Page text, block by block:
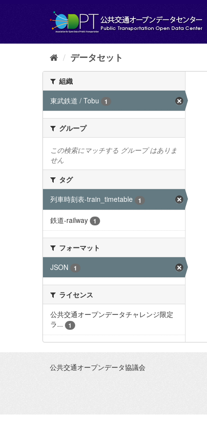
し
データセット
組織
東武鉄道 / Tobu
1
グループ
この検索にマッチする グループ はありま
せん
タグ
列車時刻表-train_timetable
1
鉄道-railway 1
フォーマット
JSON
1
ライセンス
公共交通オープンデータチャレンジ限定
ラ...
1
公共交通オープンデータ協議会